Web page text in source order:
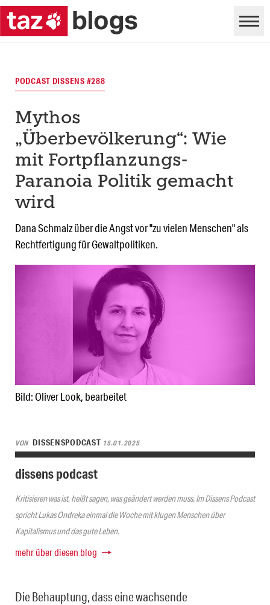
Bild: Oliver Look, bearbeitet
PODCAST DISSENS #288
Mythos
„Überbevölkerung“: Wie
mit Fortpflanzungs-
Paranoia Politik gemacht
wird
Dana Schmalz über die Angst vor "zu vielen Menschen" als
Rechtfertigung für Gewaltpolitiken.
VON DISSENSPODCAST 15.01.2025
dissens podcast
Kritisieren was ist, heißt sagen, was geändert werden muss. Im Dissens Podcast
spricht Lukas Ondreka einmal die Woche mit klugen Menschen über
Kapitalismus und das gute Leben.
mehr über diesen blog
Die Behauptung, dass eine wachsende